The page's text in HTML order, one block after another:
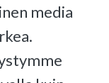
media